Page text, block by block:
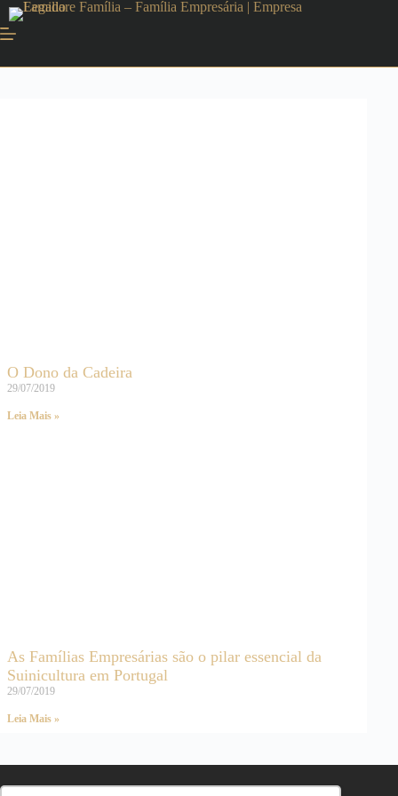
O Dono da Cadeira
29/07/2019
Leia Mais »
As Famílias Empresárias são o pilar essencial da
Suinicultura em Portugal
29/07/2019
Leia Mais »